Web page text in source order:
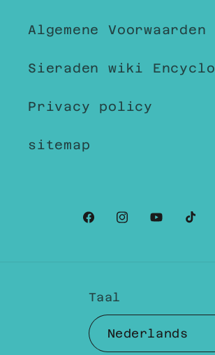
Algemene Voorwaarden
Sieraden wiki
Privacy policy
sitemap
Facebook
Instagram
YouTube
Taal
Nederlands